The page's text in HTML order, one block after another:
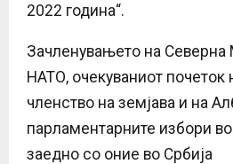
2022 година“.
Зачленувањето на Северна
НАТО, очекуваниот почеток
членство на земјава и на
парламентарните избори
заедно со оние во Србија